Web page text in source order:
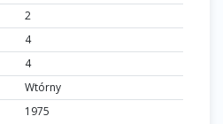
2
4
4
Wtórny
1975